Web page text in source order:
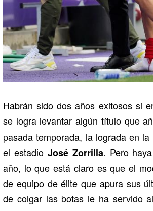
Habrán sido dos años exitosos si
se logra levantar algún título que
pasada temporada, la lograda en
el estadio José Zorrilla. Pero
año, lo que está claro es que el
de equipo de élite que apura sus
de colgar las botas le ha servido